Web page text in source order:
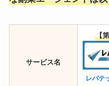
サービス名
【
レバテ